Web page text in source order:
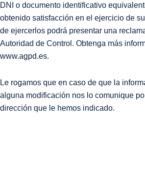
DNI o documento identificativo
obtenido satisfacción en el ejercicio de
de ejercerlos podrá presentar una
Autoridad de Control. Obtenga más
www.agpd.es.
Le rogamos que en caso de que la
alguna modificación nos lo comunique
dirección que le hemos indicado.